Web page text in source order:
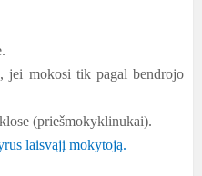
jei mokosi tik pagal bendrojo
(priešmokyklinukai).
laisvąjį mokytoją.